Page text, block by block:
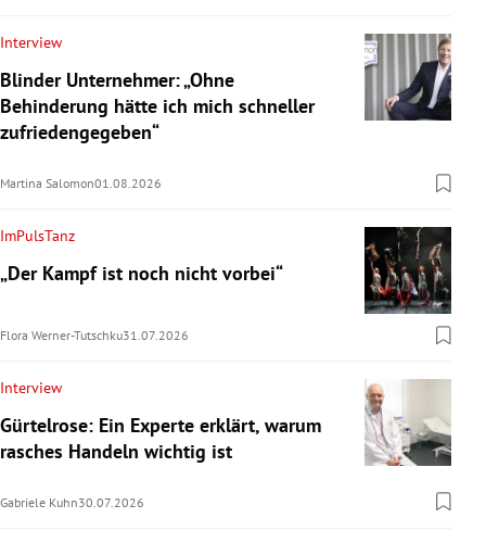
Interview
Blinder Unternehmer: „Ohne
Behinderung hätte ich mich schneller
zufriedengegeben“
Martina Salomon01.08.2026
ImPulsTanz
„Der Kampf ist noch nicht vorbei“
Flora Werner-Tutschku31.07.2026
Interview
Gürtelrose: Ein Experte erklärt, warum
rasches Handeln wichtig ist
Gabriele Kuhn30.07.2026